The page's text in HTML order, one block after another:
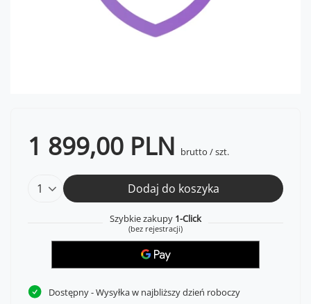
1 899,00 PLN brutto /szt.
Dodaj do koszyka
Szybkie zakupy 1-Click
(bez rejestracji)
Dostępny- Wysyłka w najbliższy dzień roboczy